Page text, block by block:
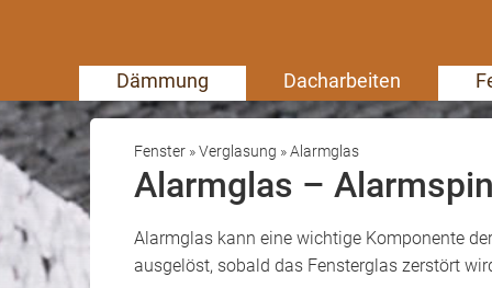
Dämmung Dacharbeiten
Fenster »Verglasung »Alarmglas
Alarmglas –
Alarmglas kann eine wichtige Komponente
ausgelöst, sobald das Fensterglas zerstört